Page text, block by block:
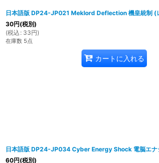
日本語版 DP24-JP021 Meklord Deflection 機皇統制 (
30円(税別)
(税込 : 33円)
在庫数 5点
カートに入れる
日本語版 DP24-JP034 Cyber Energy Shock 電脳エナ
60円(税別)